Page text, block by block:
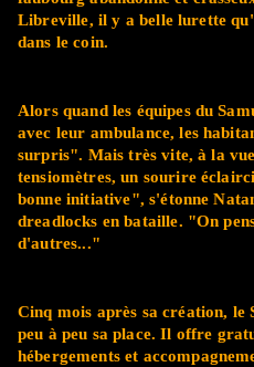
Libreville, il y a belle lurette
dans le coin.
Alors quand les équipes du
avec leur ambulance, les
surpris". Mais très vite, à la vue
tensiomètres, un sourire
bonne initiative", s'étonne
dreadlocks en bataille. "On
d'autres..."
Cinq mois après sa création, le
peu à peu sa place. Il offre
hébergements et